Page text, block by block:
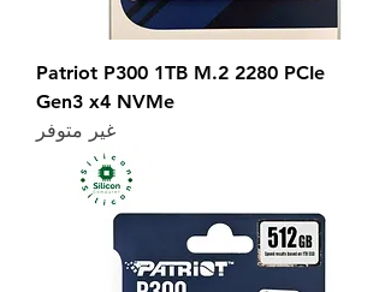
Patriot P300 1TB M.2 2280 PCIe
Gen3 x4 NVMe
غير متوفر